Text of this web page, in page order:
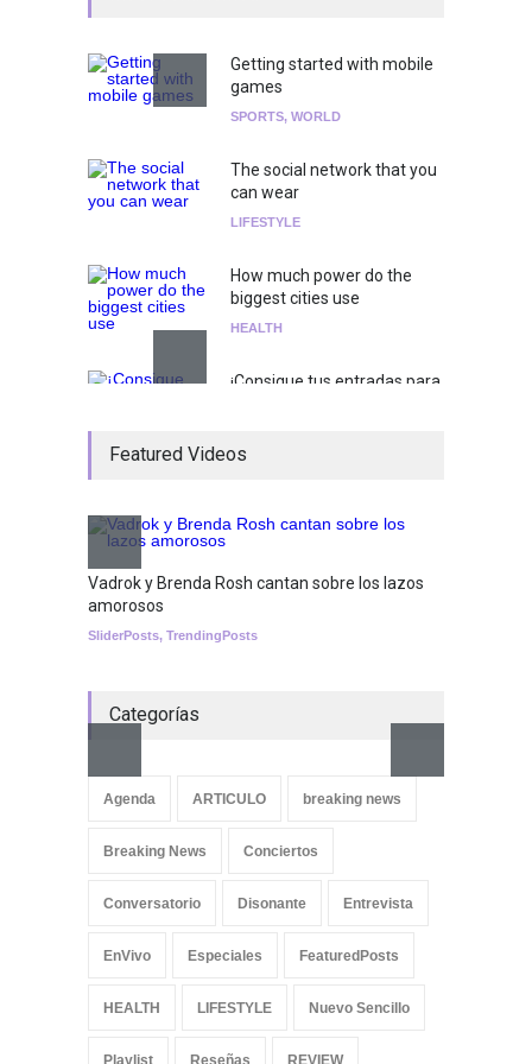
Getting started with mobile
games
SPORTS, WORLD
The social network that you
can wear
LIFESTYLE
How much power do the
biggest cities use
HEALTH
¡Consigue tus entradas para
Tests
Nuclear fusion closer to
Featured Videos
Vadrok y Brenda Rosh cantan sobre los lazos
amorosos
SliderPosts, TrendingPosts
Categorías
Agenda ARTICULO breaking news
Breaking News Conciertos
Conversatorio Disonante Entrevista
EnVivo Especiales FeaturedPosts
HEALTH LIFESTYLE Nuevo Sencillo